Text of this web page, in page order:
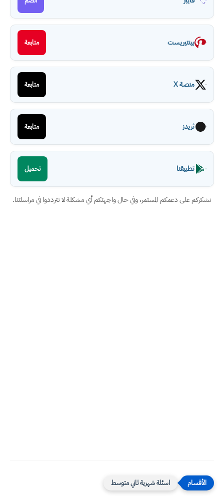
بينتيريست متابعة
منصة X متابعة
ثريدز متابعة
تطبيقنا تحميل
نشكركم على دعمكم المستمر، وفي حال واجهتكم أي مشكلة لا تترددوا في مراسلتنا.
اسئلة شهرية ثاني متوسط